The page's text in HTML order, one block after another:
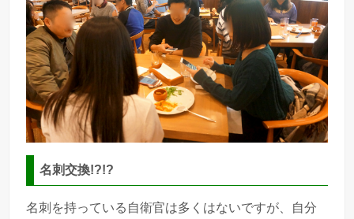
名刺交換!?!?
名刺を持っている自衛官は多くはないですが、自分